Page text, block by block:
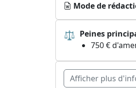
Mode de
⚖ Peines
750 €
Afficher plus